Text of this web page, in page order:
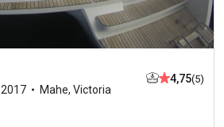
2017 Mahe, Victoria
4,75(5)